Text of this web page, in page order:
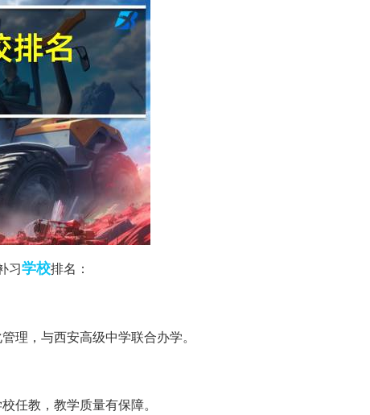
习学校排名：
理，与西安高级中学联合办学。
任教，教学质量有保障。